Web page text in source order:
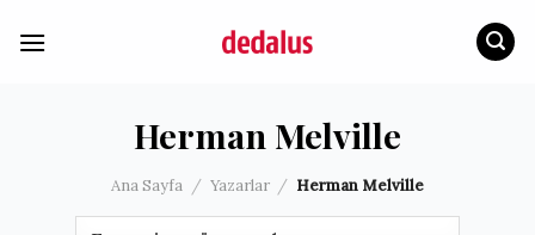
atla
Herman Melville
Ana Sayfa / Yazarlar / Herman Melville